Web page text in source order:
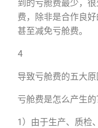
到的亏舱费最少，
费，除非是合作良
甚至减免亏舱费。
4
导致亏舱费的五大原
亏舱费是怎么产生的
1）由于生产、质检